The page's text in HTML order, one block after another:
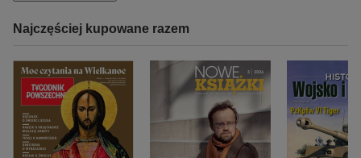
Najczęściej kupowane razem